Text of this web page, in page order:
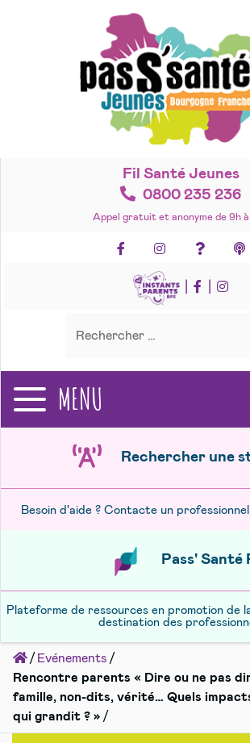
Fil Santé Jeunes
0800 235 236
Appel gratuit et anonyme de 9h
FacebookInstagramFoire
MENU
Rechercher une
Besoin d'aide ? Contacte un
Pass' Santé
Plateforme de ressources en promotion de
destination des
Accueil
Evénements
Rencontre parents « Dire ou ne pas
famille, non-dits, vérité… Quels
qui grandit ? »